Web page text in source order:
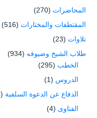
المحاضرات (270)
المقتطفات والمختارات (516)
تلاوات (23)
طلاب الشيخ وضيوفه (934)
الخطب (295)
الدروس (1)
الدفاع عن الدعوة السلفية (3)
الفتاوى (4)